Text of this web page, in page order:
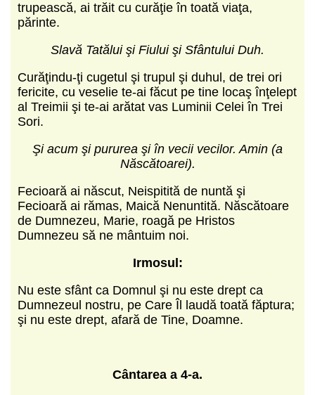
trupească, ai trăit cu curăţie în toată viaţa,
părinte.
Slavă Tatălui şi Fiului şi Sfântului Duh.
Curăţindu-ţi cugetul şi trupul şi duhul, de trei ori
fericite, cu veselie te-ai făcut pe tine locaş înţelept
al Treimii şi te-ai arătat vas Luminii Celei în Trei
Sori.
Şi acum şi pururea şi în vecii vecilor. Amin (a
Născătoarei).
Fecioară ai născut, Neispitită de nuntă şi
Fecioară ai rămas, Maică Nenuntită. Născătoare
de Dumnezeu, Marie, roagă pe Hristos
Dumnezeu să ne mântuim noi.
Irmosul:
Nu este sfânt ca Domnul şi nu este drept ca
Dumnezeul nostru, pe Care Îl laudă toată făptura;
şi nu este drept, afară de Tine, Doamne.
Cântarea a 4-a.